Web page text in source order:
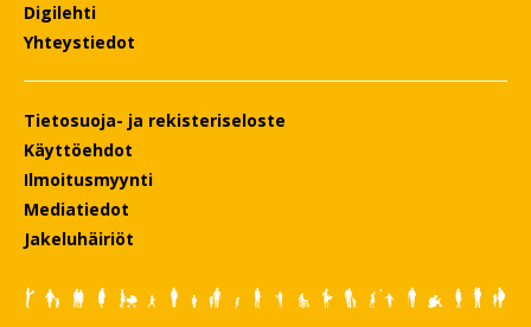
Digilehti
Yhteystiedot
Tietosuoja- ja rekisteriseloste
Käyttöehdot
Ilmoitusmyynti
Mediatiedot
Jakeluhäiriöt